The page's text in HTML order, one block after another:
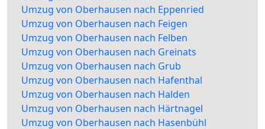
Umzug von Oberhausen nach Eppenried
Umzug von Oberhausen nach Feigen
Umzug von Oberhausen nach Felben
Umzug von Oberhausen nach Greinats
Umzug von Oberhausen nach Grub
Umzug von Oberhausen nach Hafenthal
Umzug von Oberhausen nach Halden
Umzug von Oberhausen nach Härtnagel
Umzug von Oberhausen nach Hasenbühl